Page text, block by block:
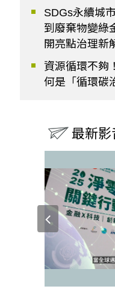
SDGs永續城
到廢棄物變綠
開亮點治理新
資源循環不夠
何是「循環碳
最新影